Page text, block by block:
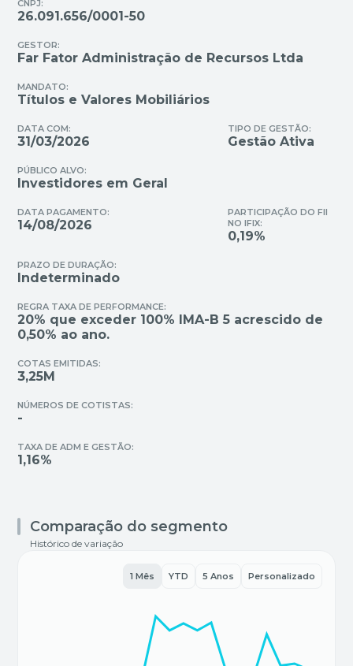
DATA COM:
31/03/2026
GESTOR:
Far Fator Administração de Recursos Ltda
CNPJ:
26.091.656/0001-50
MANDATO:
Títulos e Valores Mobiliários
TIPO DE GESTÃO:
Gestão Ativa
PÚBLICO ALVO:
Investidores em Geral
DATA PAGAMENTO:
14/08/2026
PARTICIPAÇÃO DO FII
NO IFIX:
0,19%
PRAZO DE DURAÇÃO:
Indeterminado
REGRA TAXA DE PERFORMANCE:
20% que exceder 100% IMA-B 5 acrescido de
0,50% ao ano.
TAXA DE ADM E GESTÃO:
1,16%
COTAS EMITIDAS:
3,25M
NÚMEROS DE COTISTAS:
-
Comparação do segmento
Histórico de variação
1 Mês YTD 5 Anos Personalizado